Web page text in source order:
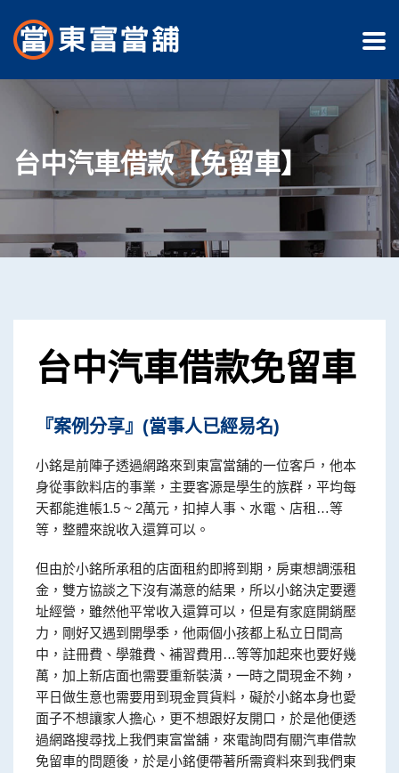
台中汽車借款【免留車】
台中汽車借款免留車
『案例分享』(當事人已經易名)
小銘是前陣子透過網路來到東富當舖的一位客戶，他本
身從事飲料店的事業，主要客源是學生的族群，平均每
天都能進帳1.5 ~ 2萬元，扣掉人事、水電、店租…等
等，整體來說收入還算可以。
但由於小銘所承租的店面租約即將到期，房東想調漲租
金，雙方協談之下沒有滿意的結果，所以小銘決定要遷
址經營，雖然他平常收入還算可以，但是有家庭開銷壓
力，剛好又遇到開學季，他兩個小孩都上私立日間高
中，註冊費、學雜費、補習費用…等等加起來也要好幾
萬，加上新店面也需要重新裝潢，一時之間現金不夠，
平日做生意也需要用到現金買貨料，礙於小銘本身也愛
面子不想讓家人擔心，更不想跟好友開口，於是他便透
過網路搜尋找上我們東富當舖，來電詢問有關汽車借款
免留車的問題後，於是小銘便帶著所需資料來到我們東